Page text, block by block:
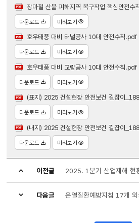
장마철 산불 피해지역 복구작업 핵심안전수
다운로드 미리보기
호우태풍 대비 터널공사 10대 안전수칙.pdf
다운로드 미리보기
호우태풍 대비 교량공사 10대 안전수칙.pdf
다운로드 미리보기
(표지) 2025 건설현장 안전보건 길잡이
다운로드 미리보기
(내지) 2025 건설현장 안전보건 길잡이
다운로드 미리보기
이전글 2025. 1분기 산업재해 현
다음글 온열질환예방지침 17개